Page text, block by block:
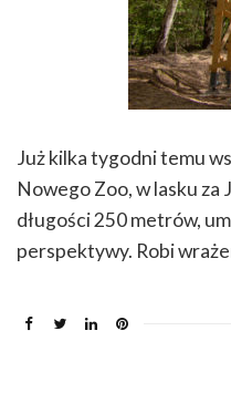
Już kilka tygodni temu
Nowego Zoo, w lasku
długości 250 metrów,
perspektywy. Robi